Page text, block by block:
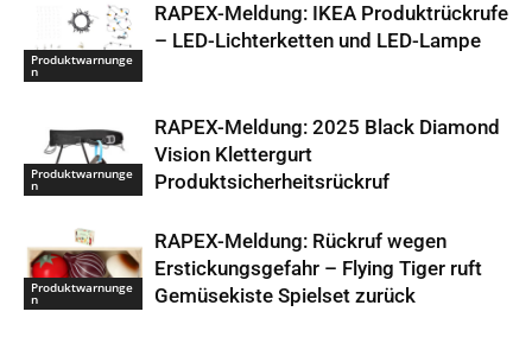
Produktwarnunge
n
RAPEX-Meldung: IKEA Produktrückrufe
– LED-Lichterketten und LED-Lampe
Produktwarnunge
n
RAPEX-Meldung: 2025 Black Diamond
Vision Klettergurt
Produktsicherheitsrückruf
Produktwarnunge
n
RAPEX-Meldung: Rückruf wegen
Erstickungsgefahr – Flying Tiger ruft
Gemüsekiste Spielset zurück